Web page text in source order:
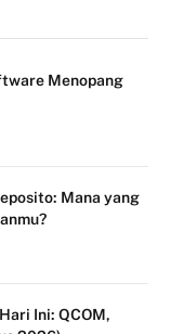
Menopang
Mana yang
Ini: QCOM,